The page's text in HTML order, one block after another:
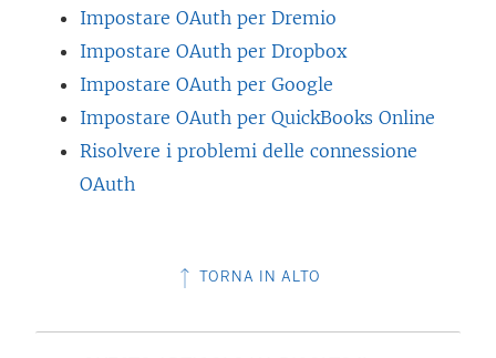
Impostare OAuth per Dremio
Impostare OAuth per Dropbox
Impostare OAuth per Google
Impostare OAuth per QuickBooks Online
Risolvere i problemi delle connessione
OAuth
TORNA IN ALTO